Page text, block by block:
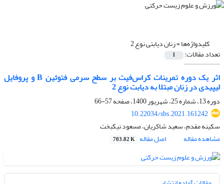
کلیدواژه‌ها =زنان دیابتی نوع 2
تعداد مقالات: 1
اثر یک دوره تمرینات کراس‌فیت بر سطح سرمی فتوئین B و پروفایل
لیپیدی در زنان مبتلا به دیابت نوع 2
دوره 13، شماره 25، شهریور 1400، صفحه
57-66
10.22034/sbs.2021.161242
سکینه مقدم، سعید شاکریان، مسعود نیکبخت
مشاهده مقاله
اصل مقاله 703.82 K